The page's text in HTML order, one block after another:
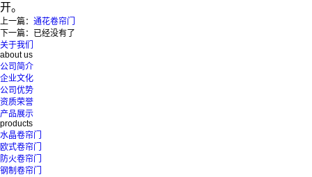
开。
上一篇： 通花卷帘门
下一篇：已经没有了
关于我们
about us
公司简介
企业文化
公司优势
资质荣誉
产品展示
products
水晶卷帘门
欧式卷帘门
防火卷帘门
钢制卷帘门